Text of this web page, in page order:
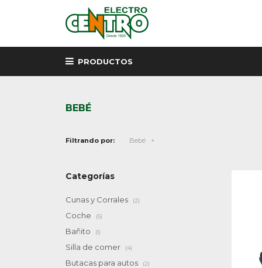
PRODUCTOS
BEBÉ
Filtrando por: Bebé
Categorías
Cunas y Corrales (2)
Coche (5)
Bañito (1)
Silla de comer (4)
Butacas para autos (2)